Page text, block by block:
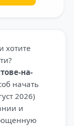
хотите
на-
начать
2026)
и